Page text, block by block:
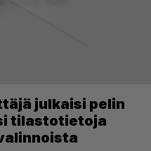
julkaisi pelin
tilastotietoja